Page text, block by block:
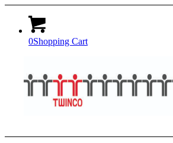
0Shopping Cart